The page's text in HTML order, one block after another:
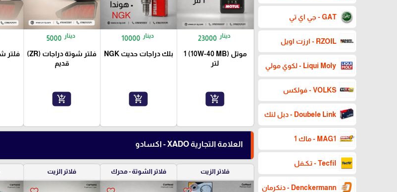
GAT - جي اي تي
RZOIL - ارزت اويل
Liqui Moly - لكوي مولي
VOLKS - فولكس
Doubele Link - دبل لنك
MAG1 - ماك 1
Tecfil - تـكـفل
Denckermann - دنكرمان
23000 دينار
موتل (10W-40 MB) 1
لتر
add_shopping_cart
10000 دينار
بلك دراجات حديث NGK
add_shopping_cart
5000 دينار
فلتر شوتة دراجات (ZR)
قديم
add_shopping_cart
العلامة التجارية XADO - اكسادو
فلاتر الزيت فلاتر الشوتة - محرك فلاتر الزيت